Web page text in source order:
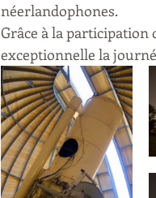
néerlandophones.
Grâce à la participation
exceptionnelle la